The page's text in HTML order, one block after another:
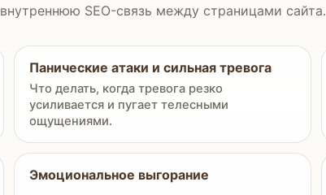
внутреннюю SEO-связь между страницами сайта.
Панические атаки и сильная тревога
Что делать, когда тревога резко
усиливается и пугает телесными
ощущениями.
Эмоциональное выгорание